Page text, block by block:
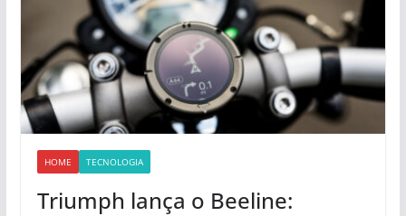
HOME TECNOLOGIA
Triumph lança o Beeline: